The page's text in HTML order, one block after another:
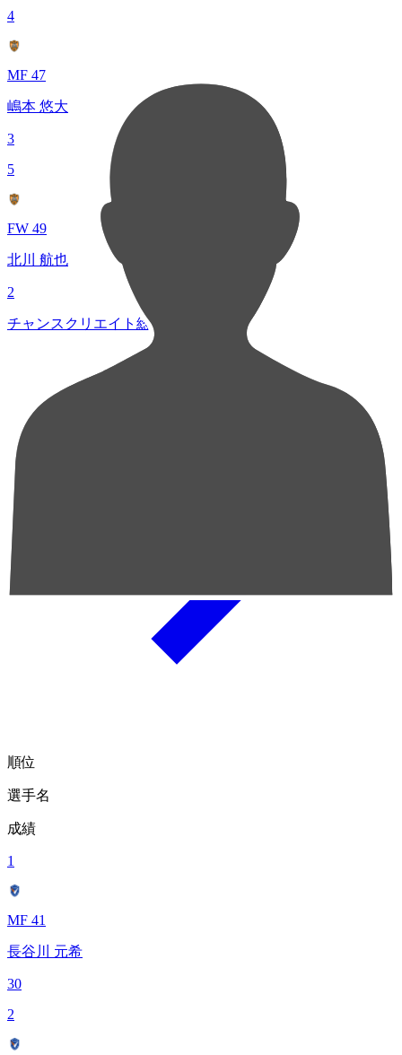
4
MF 47
嶋本 悠大
3
5
FW 49
北川 航也
2
チャンスクリエイト総数
順位
選手名
成績
1
MF 41
長谷川 元希
30
2